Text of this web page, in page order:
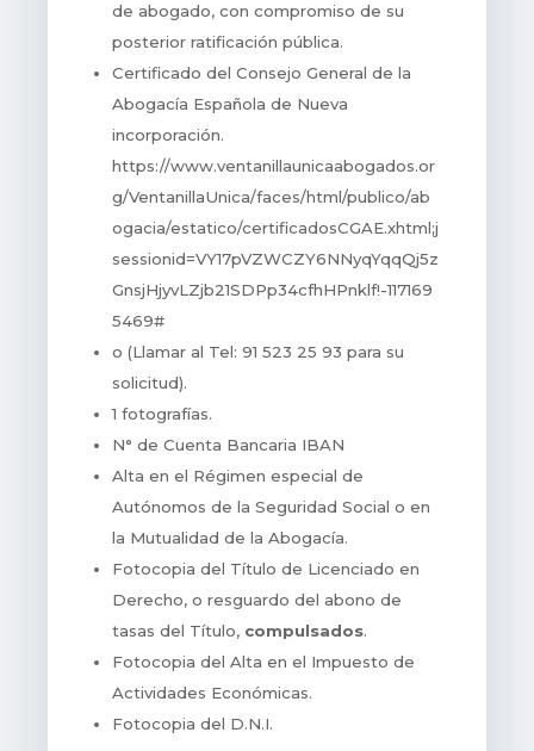
de abogado, con compromiso de su
posterior ratificación pública.
Certificado del Consejo General de la
Abogacía Española de Nueva
incorporación.
https://www.ventanillaunicaabogados.or
g/VentanillaUnica/faces/html/publico/ab
ogacia/estatico/certificadosCGAE.xhtml;j
sessionid=VY17pVZWCZY6NNyqYqqQj5z
GnsjHjyvLZjb21SDPp34cfhHPnklf!-117169
5469#
o (Llamar al Tel: 91 523 25 93 para su
solicitud).
1 fotografías.
N° de Cuenta Bancaria IBAN
Alta en el Régimen especial de
Autónomos de la Seguridad Social o en
la Mutualidad de la Abogacía.
Fotocopia del Título de Licenciado en
Derecho, o resguardo del abono de
tasas del Título, compulsados.
Fotocopia del Alta en el Impuesto de
Actividades Económicas.
Fotocopia del D.N.I.